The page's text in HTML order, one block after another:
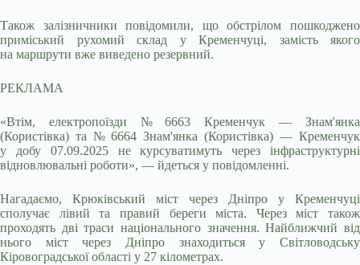
Також залізничники повідомили, що обстрілом пошкоджено
приміський рухомий склад у Кременчуці, замість якого
на маршрути вже виведено резервний.
РЕКЛАМА
«Втім, електропоїзди № 6663 Кременчук — Знам'янка
(Користівка) та № 6664 Знам'янка (Користівка) — Кременчук
у добу 07.09.2025 не курсуватимуть через інфраструктурні
відновлювальні роботи», — йдеться у повідомленні.
Нагадаємо, Крюківський міст через Дніпро у Кременчуці
сполучає лівий та правий береги міста. Через міст також
проходять дві траси національного значення. Найближчий від
нього міст через Дніпро знаходиться у Світловодську
Кіровоградської області у 27 кілометрах.